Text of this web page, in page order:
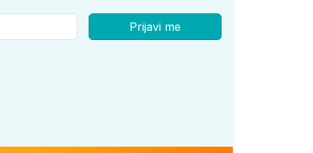
Prijavi me